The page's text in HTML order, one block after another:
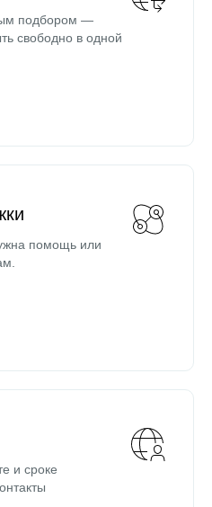
подбором —
свободно в одной
помощь или
и сроке